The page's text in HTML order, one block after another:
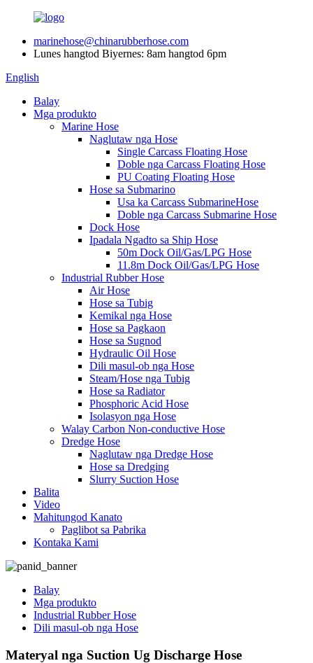
marinehose@chinarubberhose.com
Lunes hangtod Biyernes: 8am hangtod 6pm
English
Balay
Mga produkto
Marine Hose
Naglutaw nga Hose
Single Carcass Floating Hose
Doble nga Carcass Floating Hose
PU Coating Floating Hose
Hose sa Submarino
Usa ka Carcass SubmarineHose
Doble nga Carcass Submarine Hose
Dock Hose
Ipadala Ngadto sa Ship Hose
50m Dock Oil/Gas/LPG Hose
11.8m Dock Oil/Gas/LPG Hose
Industrial Rubber Hose
Air Hose
Hose sa Tubig
Kemikal nga Hose
Hose sa Pagkaon
Hose sa Sugnod
Hydraulic Oil Hose
Dili masul-ob nga Hose
Steam/Hose nga Tubig
Hose sa Radiator
Phosphoric Acid Hose
Isolasyon nga Hose
Walay Carbon Non-conductive Hose
Dredge Hose
Naglutaw nga Dredge Hose
Hose sa Dredging
Slurry Suction Hose
Balita
Video
Mahitungod Kanato
Paglibot sa Pabrika
Kontaka Kami
Balay
Mga produkto
Industrial Rubber Hose
Dili masul-ob nga Hose
Materyal nga Suction Ug Discharge Hose